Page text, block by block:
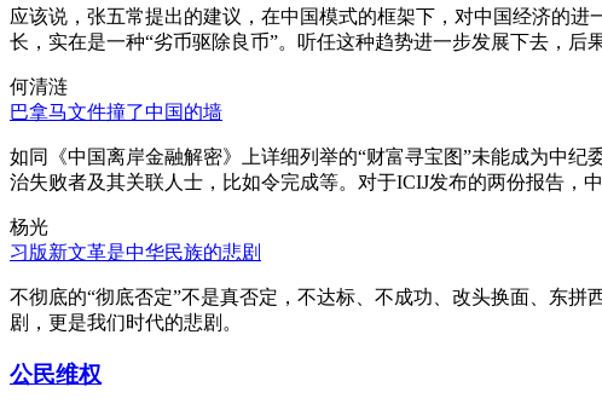
应该说，张五常提出的建议，在中国模式的框架下，对中国经济的
长，实在是一种“劣币驱除良币”。听任这种趋势进一步发展下去，后
何清涟
巴拿马文件撞了中国的墙
如同《中国离岸金融解密》上详细列举的“财富寻宝图”未能成为中
治失败者及其关联人士，比如令完成等。对于ICIJ发布的两份报告，
杨光
习版新文革是中华民族的悲剧
不彻底的“彻底否定”不是真否定，不达标、不成功、改头换面、东
剧，更是我们时代的悲剧。
公民维权